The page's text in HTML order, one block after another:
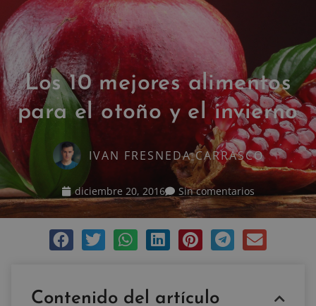
Los 10 mejores alimentos
para el otoño y el invierno
IVAN FRESNEDA CARRASCO
diciembre 20, 2016 Sin comentarios
Contenido del artículo